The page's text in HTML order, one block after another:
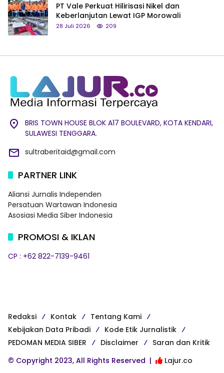
PT Vale Perkuat Hilirisasi Nikel dan
Keberlanjutan Lewat IGP Morowali
28 Juli 2026 209
BRIS TOWN HOUSE BLOK A17 BOULEVARD, KOTA KENDARI,
SULAWESI TENGGARA.
sultraberitaid@gmail.com
PARTNER LINK
Aliansi Jurnalis Independen
Persatuan Wartawan Indonesia
Asosiasi Media Siber Indonesia
PROMOSI & IKLAN
CP : +62 822-7139-9461
Redaksi Kontak
Tentang Kami
Kebijakan Data Pribadi
Kode Etik Jurnalistik
PEDOMAN MEDIA SIBER
Disclaimer
Saran dan Kritik
© Copyright 2023, All Rights Reserved |
Lajur.co